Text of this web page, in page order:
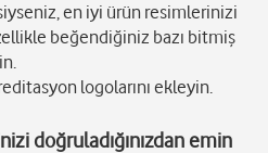
en iyi ürün resimlerinizi
beğendiğiniz bazı bitmiş
logolarını ekleyin.
doğruladığınızdan emin